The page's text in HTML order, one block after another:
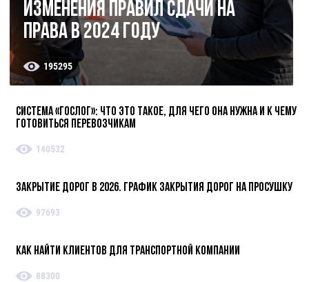
Изменения правил сдачи на
права в 2024 году
195295
Система «ГосЛог»: что это такое, для чего она нужна и к чему
готовиться перевозчикам
140532
Закрытие дорог в 2026. График закрытия дорог на просушку
97693
Как найти клиентов для транспортной компании
88300